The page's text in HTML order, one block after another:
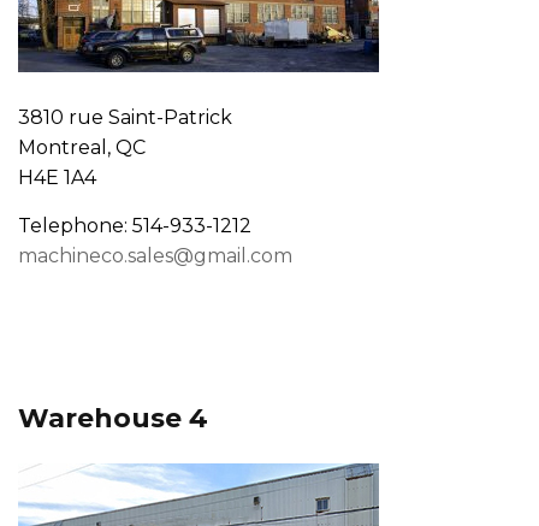
3810 rue Saint-Patrick
Montreal, QC
H4E 1A4
Telephone: 514-933-1212
machineco.sales@gmail.com
Warehouse 4